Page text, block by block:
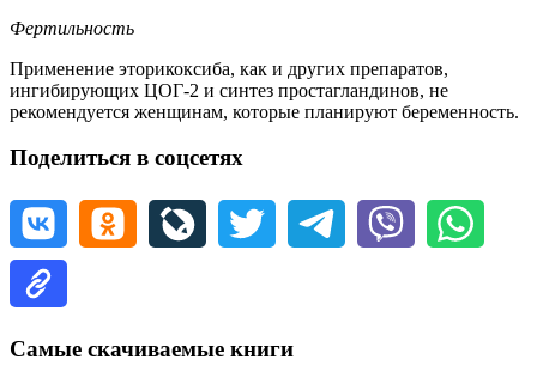
Фертильность
Применение эторикоксиба, как и других препаратов,
ингибирующих ЦОГ-2 и синтез простагландинов, не
рекомендуется женщинам, которые планируют беременность.
Поделиться в соцсетях
Самые скачиваемые книги